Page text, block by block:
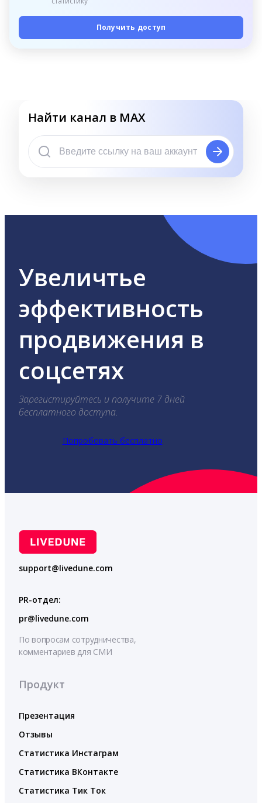
Получить доступ
Найти канал в MAX
Увеличтье
эффективность
продвижения в
соцсетях
Зарегистируйтесь и получите 7 дней
бесплатного доступа.
Попробовать бесплатно
support@livedune.com
PR-отдел:
pr@livedune.com
По вопросам сотрудничества,
комментариев для СМИ
Продукт
Презентация
Отзывы
Статистика Инстаграм
Статистика ВКонтакте
Статистика Тик Ток